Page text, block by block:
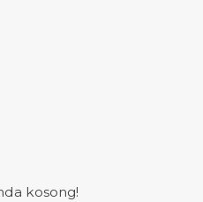
kosong!